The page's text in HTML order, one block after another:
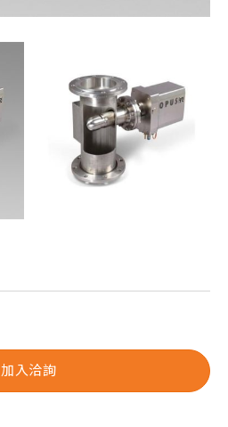
加入洽詢